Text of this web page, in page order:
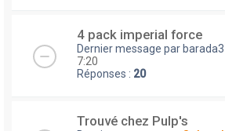
4 pack imperial force
Dernier message par
7:20
Réponses : 20
Trouvé chez Pulp's